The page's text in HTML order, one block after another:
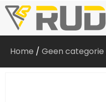
Home / Geen categorie